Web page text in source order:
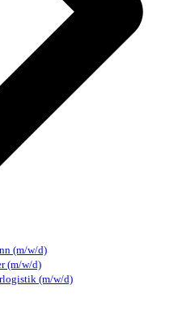
(m/w/d)
(m/w/d)
(m/w/d)